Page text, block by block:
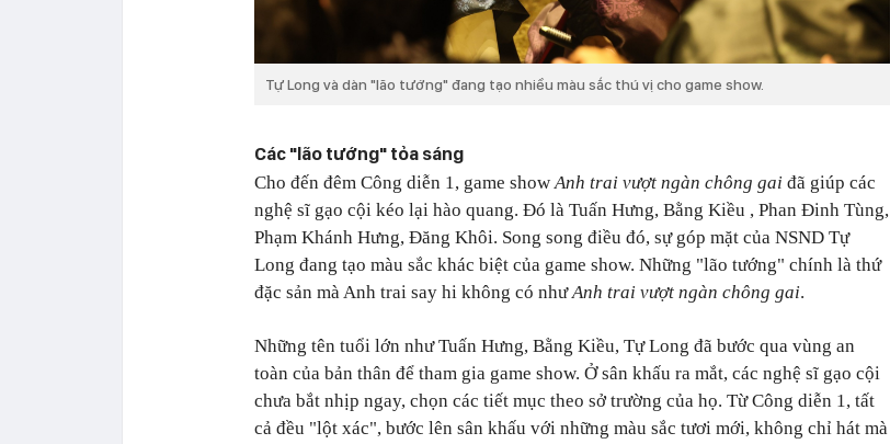
Tự Long và dàn "lão tướng" đang tạo nhiều màu sắc thú vị cho game show.
Các "lão tướng" tỏa sáng
Cho đến đêm Công diễn 1, game showAnh trai vượt ngàn chông gai đã giúp các
nghệ sĩ gạo cội kéo lại hào quang. Đó là Tuấn Hưng, Bằng Kiều , Phan Đinh Tùng,
Phạm Khánh Hưng, Đăng Khôi. Song song điều đó, sự góp mặt của NSND Tự
Long đang tạo màu sắc khác biệt của game show. Những "lão tướng" chính là thứ
đặc sản mà Anh trai say hi không có nhưAnh trai vượt ngàn chông gai.
Những tên tuổi lớn như Tuấn Hưng, Bằng Kiều, Tự Long đã bước qua vùng an
toàn của bản thân để tham gia game show. Ở sân khấu ra mắt, các nghệ sĩ gạo cội
chưa bắt nhịp ngay, chọn các tiết mục theo sở trường của họ. Từ Công diễn 1, tất
cả đều "lột xác", bước lên sân khấu với những màu sắc tươi mới, không chỉ hát mà